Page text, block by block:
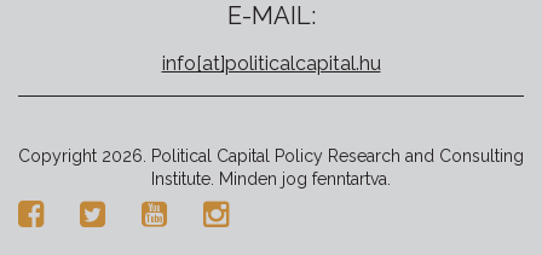
E-MAIL:
info[at]politicalcapital.hu
Copyright 2026. Political Capital Policy Research and Consulting
Institute. Minden jog fenntartva.